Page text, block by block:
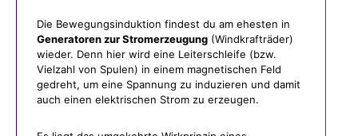
Die Bewegungsinduktion findest du am ehesten in
Generatoren zur Stromerzeugung (Windkrafträder)
wieder. Denn hier wird eine Leiterschleife (bzw.
Vielzahl von Spulen) in einem magnetischen Feld
gedreht, um eine Spannung zu induzieren und damit
auch einen elektrischen Strom zu erzeugen.